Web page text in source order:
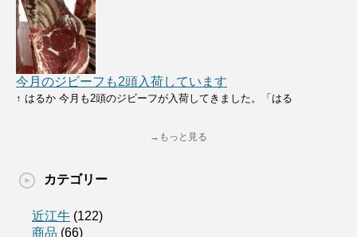
今月のジビーフも2頭入荷しています
↑ はるか 今月も2頭のジビーフが入荷してきました。「はる
→もっと見る
カテゴリー
近江牛 (122)
商品 (66)